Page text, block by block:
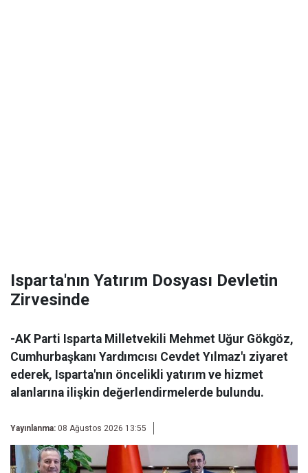
Isparta'nın Yatırım Dosyası Devletin
Zirvesinde
-AK Parti Isparta Milletvekili Mehmet Uğur Gökgöz,
Cumhurbaşkanı Yardımcısı Cevdet Yılmaz'ı ziyaret
ederek, Isparta'nın öncelikli yatırım ve hizmet
alanlarına ilişkin değerlendirmelerde bulundu.
Yayınlanma: 08 Ağustos 2026 13:55